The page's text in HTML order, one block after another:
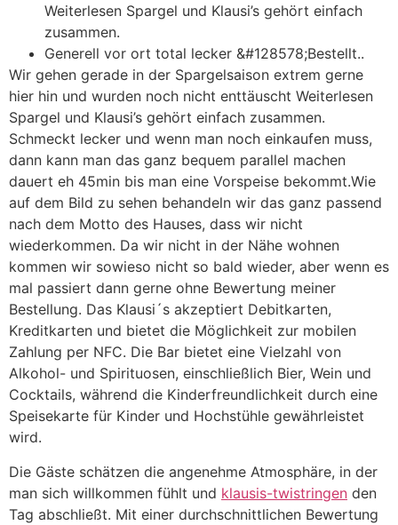
Weiterlesen Spargel und Klausi’s gehört einfach
zusammen.
Generell vor ort total lecker &#128578;Bestellt..
Wir gehen gerade in der Spargelsaison extrem gerne
hier hin und wurden noch nicht enttäuscht Weiterlesen
Spargel und Klausi’s gehört einfach zusammen.
Schmeckt lecker und wenn man noch einkaufen muss,
dann kann man das ganz bequem parallel machen
dauert eh 45min bis man eine Vorspeise bekommt.Wie
auf dem Bild zu sehen behandeln wir das ganz passend
nach dem Motto des Hauses, dass wir nicht
wiederkommen. Da wir nicht in der Nähe wohnen
kommen wir sowieso nicht so bald wieder, aber wenn es
mal passiert dann gerne ohne Bewertung meiner
Bestellung. Das Klausi´s akzeptiert Debitkarten,
Kreditkarten und bietet die Möglichkeit zur mobilen
Zahlung per NFC. Die Bar bietet eine Vielzahl von
Alkohol- und Spirituosen, einschließlich Bier, Wein und
Cocktails, während die Kinderfreundlichkeit durch eine
Speisekarte für Kinder und Hochstühle gewährleistet
wird.
Die Gäste schätzen die angenehme Atmosphäre, in der
man sich willkommen fühlt und klausis-twistringen den
Tag abschließt. Mit einer durchschnittlichen Bewertung